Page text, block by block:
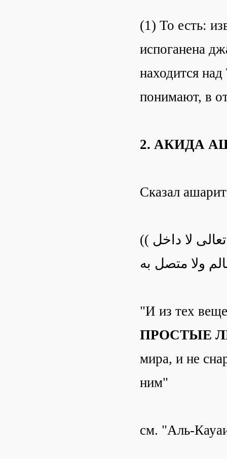
(1) То есть:
испоганена
находится
понимают, в
2. АКИДА
Сказал
(( أن من جملة العقائد التي لا تستطيع العامة فهمها هو أنه تعالى لا داخل
"И из тех
ПРОСТЫЕ
мира, и не
ним"
см. "Аль-